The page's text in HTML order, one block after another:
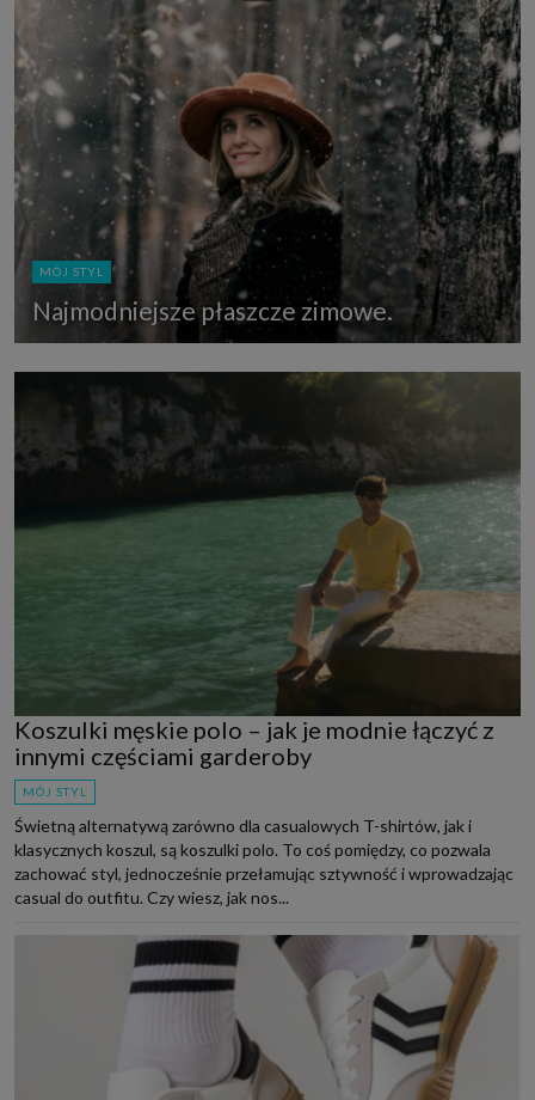
MÓJ STYL
Najmodniejsze płaszcze zimowe.
Koszulki męskie polo – jak je modnie łączyć z
innymi częściami garderoby
MÓJ STYL
Świetną alternatywą zarówno dla casualowych T-shirtów, jak i
klasycznych koszul, są koszulki polo. To coś pomiędzy, co pozwala
zachować styl, jednocześnie przełamując sztywność i wprowadzając
casual do outfitu. Czy wiesz, jak nos...